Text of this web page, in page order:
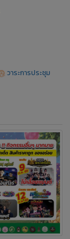
วาระการประชุม